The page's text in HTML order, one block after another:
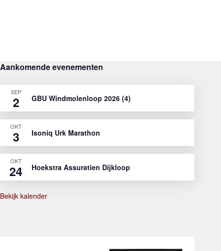
Aankomende evenementen
SEP
2 GBU Windmolenloop 2026 (4)
OKT
3 Isoniq Urk Marathon
OKT
24 Hoekstra Assuratien Dijkloop
Bekijk kalender